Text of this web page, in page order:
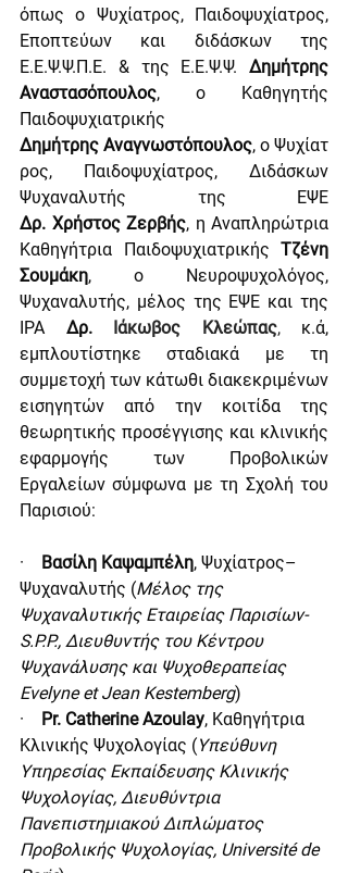
όπως ο Ψυχίατρος, Παιδοψυχίατρος,
Εποπτεύων και διδάσκων της
Ε.Ε.Ψ.Ψ.Π.Ε. & της Ε.Ε.Ψ.Ψ. Δημήτρης
Αναστασόπουλος, ο Καθηγητής
Δημήτρης Αναγνωστόπουλος, ο Ψυχίατ
ρος, Παιδοψυχίατρος, Διδάσκων
Δρ. Χρήστος Ζερβής, η Αναπληρώτρια
Καθηγήτρια Παιδοψυχιατρικής Τζένη
Σουμάκη, ο Νευροψυχολόγος,
Ψυχαναλυτής, μέλος της ΕΨΕ και της
ΙPA Δρ. Ιάκωβος Κλεώπας, κ.ά,
εμπλουτίστηκε σταδιακά με τη
συμμετοχή των κάτωθι διακεκριμένων
εισηγητών από την κοιτίδα της
θεωρητικής προσέγγισης και κλινικής
εφαρμογής των Προβολικών
Εργαλείων σύμφωνα με τη Σχολή του
Παρισιού:
· Βασίλη Καψαμπέλη, Ψυχίατρος–
Ψυχαναλυτής (Μέλος της
Ψυχαναλυτικής Εταιρείας Παρισίων-
S.P.P., Διευθυντής του Κέντρου
Ψυχανάλυσης και Ψυχοθεραπείας
Evelyne et Jean Kestemberg)
· Pr. Catherine Azoulay, Καθηγήτρια
Κλινικής Ψυχολογίας (Υπεύθυνη
Υπηρεσίας Εκπαίδευσης Κλινικής
Ψυχολογίας, Διευθύντρια
Πανεπιστημιακού Διπλώματος
Προβολικής Ψυχολογίας, Université de